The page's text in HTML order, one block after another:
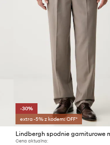
-30%
extra -5% z kodem: OFF*
Cena aktualna: